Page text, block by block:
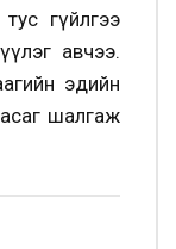
гүйлгээ
авчээ.
эдийн
шалгаж